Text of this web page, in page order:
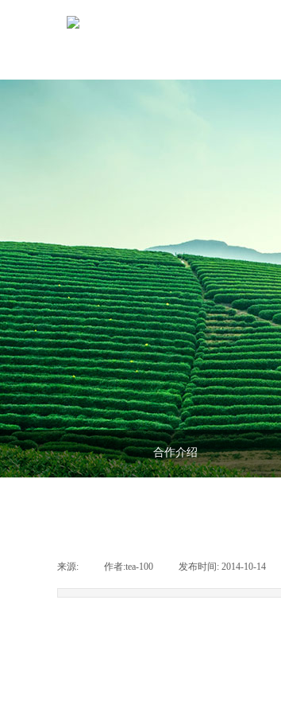
合作介绍
来源: 作者:tea-100 发布时间: 2014-10-14